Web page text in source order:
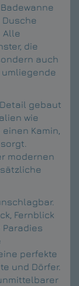
Alle
die
auch
gebaut
wie
Kamin,
modernen
Fernblick
Paradies
perfekte
und Dörfer.